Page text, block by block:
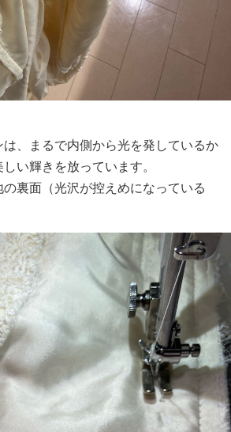
は、まるで内側から光を発しているか
い輝きを放っています。
裏面（光沢が控えめになっている